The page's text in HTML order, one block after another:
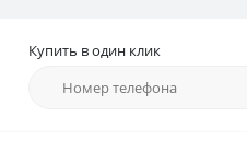
Купить в один клик